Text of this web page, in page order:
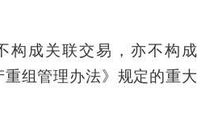
构成关联交易，亦不构成
重组管理办法》规定的重大